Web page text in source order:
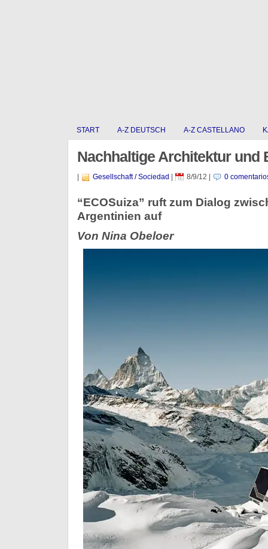
START A-Z DEUTSCH A-Z CASTELLANO
Nachhaltige Architektur und
Gesellschaft / Sociedad 8/9/12 0
“ECOSuiza” ruft zum Dialog
Argentinien auf
Von Nina Obeloer